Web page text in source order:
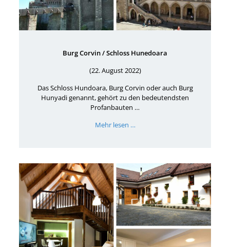
Burg Corvin / Schloss Hunedoara
(22. August 2022)
Das Schloss Hundoara, Burg Corvin oder auch Burg
Hunyadi genannt, gehört zu den bedeutendsten
Profanbauten …
Mehr lesen …